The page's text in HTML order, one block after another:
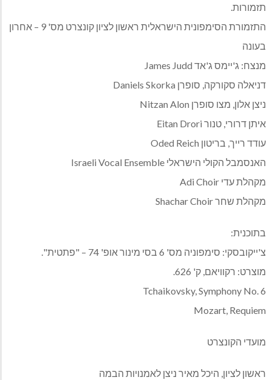
תזמורות.
התזמורת הסימפונית הישראלית ראשון לציון קונצרט מס' 9 – אחרון
בעונה
מנצח: ג'יימס ג'אד James Judd
דניאלה סקורקה, סופרן Daniels Skorka
ניצן אלון, מצו סופרן Nitzan Alon
איתן דרורי, טנור Eitan Drori
עודד רייך, בריטון Oded Reich
האנסמבל הקולי הישראלי Israeli Vocal Ensemble
מקהלת עדי Adi Choir
מקהלת שחר Shachar Choir
בתוכנית:
צ'ייקובסקי: סימפוניה מס' 6 בסי מינור אופ' 74 – "פתטית".
מוצרט: רקוויאם, ק' 626.
Tchaikovsky, Symphony No. 6
Mozart, Requiem
מועדי הקונצרט
ראשון לציון, היכל מאיר ניצן לאמנויות הבמה